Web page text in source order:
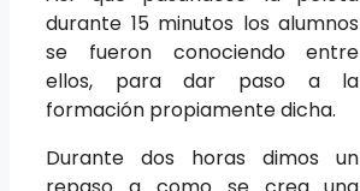
durante 15 minutos los alumnos
se fueron conociendo entre
ellos, para dar paso a la
formación propiamente dicha.
Durante dos horas dimos un